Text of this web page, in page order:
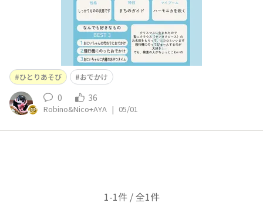
ひとりあそび おでかけ
0 36
Robino&Nico+AYA | 05/01
1-1件 / 全1件